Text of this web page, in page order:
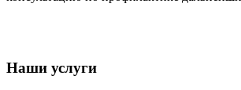
Наши услуги